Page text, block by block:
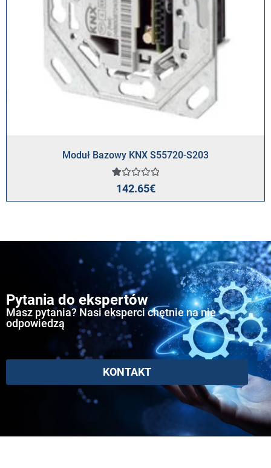
Moduł Bazowy KNX S55720-S203
Oceniony
1.00
na
klienta
142.65€
Pytania do ekspertów
Masz pytania? Nasi eksperci chętnie na nie
odpowiedzą
KONTAKT